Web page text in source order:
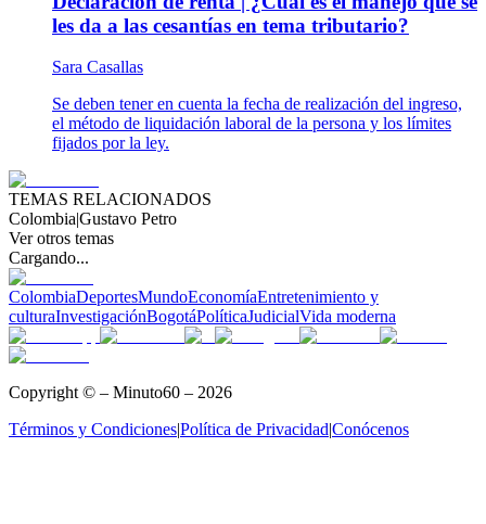
les da a las cesantías en tema tributario?
Sara Casallas
Se deben tener en cuenta la fecha de realización del ingreso,
el método de liquidación laboral de la persona y los límites
fijados por la ley.
TEMAS RELACIONADOS
Colombia|Gustavo Petro
Ver otros temas
Cargando...
ColombiaDeportesMundoEconomíaEntretenimiento y
culturaInvestigaciónBogotáPolíticaJudicialVida moderna
Copyright © – Minuto60 – 2026
Términos y Condiciones|Política de Privacidad|Conócenos